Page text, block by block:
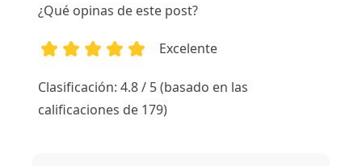
¿Qué opinas de este post?
Excelente
Clasificación: 4.8 / 5 (basado en las
calificaciones de 179)